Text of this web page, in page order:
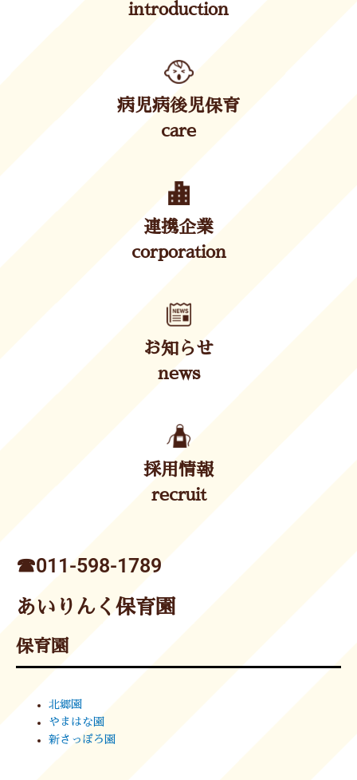
introduction
病児病後児保育
care
連携企業
corporation
お知らせ
news
採用情報
recruit
☎︎011-598-1789
あいりんく保育園
保育園
北郷園
やまはな園
新さっぽろ園